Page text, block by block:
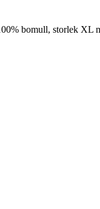
bomull, storlek XL